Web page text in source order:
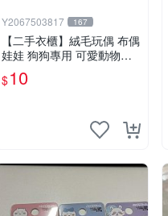
Y2067503817 167
【二手衣櫃】絨毛玩偶 布偶
娃娃 狗狗專用 可愛動物系
列 耐咬耐磨玩具 玩偶 粉紅
熊寵物玩具 1120929
$10